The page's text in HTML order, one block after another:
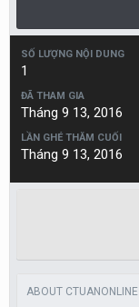
SỐ LƯỢNG NỘI DUNG
1
ĐÃ THAM GIA
Tháng 9 13, 2016
LẦN GHÉ THĂM CUỐI
Tháng 9 13, 2016
ABOUT CTUANONLINE